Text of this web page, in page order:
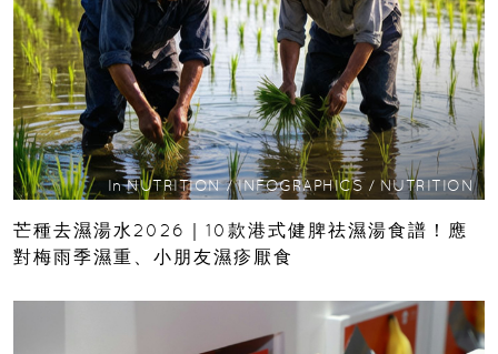
In NUTRITION/INFOGRAPHICS / NUTRITION
芒種去濕湯水2026｜10款港式健脾祛濕湯食譜！應
對梅雨季濕重、小朋友濕疹厭食